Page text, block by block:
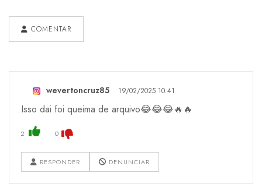
COMENTAR
wevertoncruz85 19/02/2025 10:41
Isso dai foi queima de arquivo😂😂😂🔥🔥
2 0
RESPONDER DENUNCIAR